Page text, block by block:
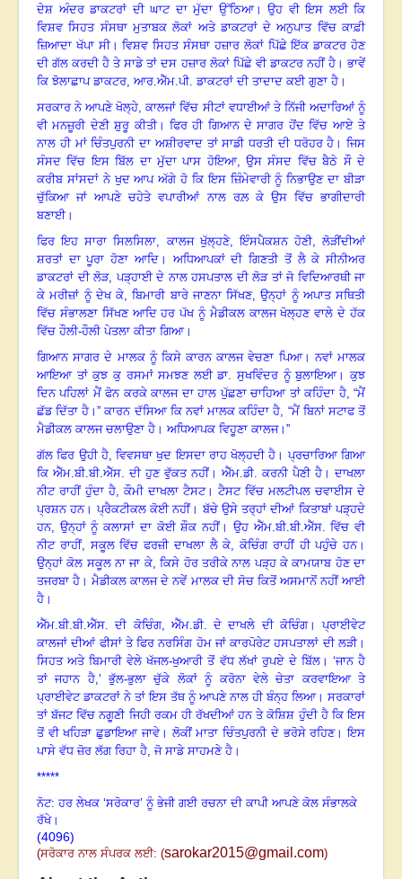
ਦੇਸ਼ ਅੰਦਰ ਡਾਕਟਰਾਂ ਦੀ ਘਾਟ ਦਾ ਮੁੱਦਾ ਉੱਠਿਆ। ਉਹ ਵੀ ਇਸ ਲਈ ਕਿ
ਵਿਸ਼ਵ ਸਿਹਤ ਸੰਸਥਾ ਮੁਤਾਬਕ ਲੋਕਾਂ ਅਤੇ ਡਾਕਟਰਾਂ ਦੇ ਅਨੁਪਾਤ ਵਿੱਚ ਕਾਫ਼ੀ
ਜ਼ਿਆਦਾ ਖੱਪਾ ਸੀ।ਵਿਸ਼ਵ ਸਿਹਤ ਸੰਸਥਾ ਹਜ਼ਾਰ ਲੋਕਾਂ ਪਿੱਛੇ ਇੱਕ ਡਾਕਟਰ ਹੋਣ
ਦੀ ਗੱਲ ਕਰਦੀ ਹੈ ਤੇ ਸਾਡੇ ਤਾਂ ਦਸ ਹਜ਼ਾਰ ਲੋਕਾਂ ਪਿੱਛੇ ਵੀ ਡਾਕਟਰ ਨਹੀਂ ਹੈ।ਭਾਵੇਂ
ਕਿ ਝੋਲਾਛਾਪ ਡਾਕਟਰ, ਆਰ.ਐੱਮ.ਪੀ. ਡਾਕਟਰਾਂ ਦੀ ਤਾਦਾਦ ਕਈ ਗੁਣਾ ਹੈ ।
ਸਰਕਾਰ ਨੇ ਆਪਣੇ ਖੋਲ੍ਹੇ, ਕਾਲਜਾਂ ਵਿੱਚ ਸੀਟਾਂ ਵਧਾਈਆਂ ਤੇ ਨਿੱਜੀ ਅਦਾਰਿਆਂ ਨੂੰ
ਵੀ ਮਨਜ਼ੂਰੀ ਦੇਣੀ ਸ਼ੁਰੂ ਕੀਤੀ। ਫਿਰ ਹੀ ਗਿਆਨ ਦੇ ਸਾਗਰ ਹੋਂਦ ਵਿੱਚ ਆਏ ਤੇ
ਨਾਲ ਹੀ ਮਾਂ ਚਿੰਤਪੁਰਨੀ ਦਾ ਅਸ਼ੀਰਵਾਦ ਤਾਂ ਸਾਡੀ ਧਰਤੀ ਦੀ ਧਰੋਹਰ ਹੈ । ਜਿਸ
ਸੰਸਦ ਵਿੱਚ ਇਸ ਬਿੱਲ ਦਾ ਮੁੱਦਾ ਪਾਸ ਹੋਇਆ, ਉਸ ਸੰਸਦ ਵਿੱਚ ਬੈਠੇ ਸੌ ਦੇ
ਕਰੀਬ ਸਾਂਸਦਾਂ ਨੇ ਖੁਦ ਆਪ ਅੱਗੇ ਹੋ ਕਿ ਇਸ ਜ਼ਿੰਮੇਵਾਰੀ ਨੂੰ ਨਿਭਾਉਣ ਦਾ ਬੀੜਾ
ਚੁੱਕਿਆ ਜਾਂ ਆਪਣੇ ਚਹੇਤੇ ਵਪਾਰੀਆਂ ਨਾਲ ਰਲ਼ ਕੇ ਉਸ ਵਿੱਚ ਭਾਗੀਦਾਰੀ
ਬਣਾਈ।
ਫਿਰ ਇਹ ਸਾਰਾ ਸਿਲਸਿਲਾ, ਕਾਲਜ ਖੁੱਲ੍ਹਣੇ, ਇੰਸਪੈਕਸ਼ਨ ਹੋਣੀ, ਲੋੜੀਂਦੀਆਂ
ਸ਼ਰਤਾਂ ਦਾ ਪੂਰਾ ਹੋਣਾ ਆਦਿ। ਅਧਿਆਪਕਾਂ ਦੀ ਗਿਣਤੀ ਤੋਂ ਲੈ ਕੇ ਸੀਨੀਅਰ
ਡਾਕਟਰਾਂ ਦੀ ਲੋੜ, ਪੜ੍ਹਾਈ ਦੇ ਨਾਲ ਹਸਪਤਾਲ ਦੀ ਲੋੜ ਤਾਂ ਜੋ ਵਿਦਿਆਰਥੀ ਜਾ
ਕੇ ਮਰੀਜ਼ਾਂ ਨੂੰ ਦੇਖ ਕੇ, ਬਿਮਾਰੀ ਬਾਰੇ ਜਾਣਨਾ ਸਿੱਖਣ, ਉਨ੍ਹਾਂ ਨੂੰ ਅਪਾਤ ਸਥਿਤੀ
ਵਿੱਚ ਸੰਭਾਲਣਾ ਸਿੱਖਣ ਆਦਿ ਹਰ ਪੱਖ ਨੂੰ ਮੈਡੀਕਲ ਕਾਲਜ ਖੋਲ੍ਹਣ ਵਾਲੇ ਦੇ ਹੱਕ
ਵਿੱਚ ਹੌਲੀ-ਹੌਲੀ ਪੇਤਲਾ ਕੀਤਾ ਗਿਆ।
ਗਿਆਨ ਸਾਗਰ ਦੇ ਮਾਲਕ ਨੂੰ ਕਿਸੇ ਕਾਰਨ ਕਾਲਜ ਵੇਚਣਾ ਪਿਆ। ਨਵਾਂ ਮਾਲਕ
ਆਇਆ ਤਾਂ ਕੁਝ ਕੁ ਰਸਮਾਂ ਸਮਝਣ ਲਈ ਡਾ. ਸੁਖਵਿੰਦਰ ਨੂੰ ਬੁਲਾਇਆ।ਕੁਝ
ਦਿਨ ਪਹਿਲਾਂ ਮੈਂ ਫੋਨ ਕਰਕੇ ਕਾਲਜ ਦਾ ਹਾਲ ਪੁੱਛਣਾ ਚਾਹਿਆ ਤਾਂ ਕਹਿੰਦਾ ਹੈ, “ਮੈਂ
ਛੱਡ ਦਿੱਤਾ ਹੈ ।”ਕਾਰਨ ਦੱਸਿਆ ਕਿ ਨਵਾਂ ਮਾਲਕ ਕਹਿੰਦਾ ਹੈ, “ਮੈਂ ਬਿਨਾਂ ਸਟਾਫ ਤੋਂ
ਮੈਡੀਕਲ ਕਾਲਜ ਚਲਾਉਣਾ ਹੈ । ਅਧਿਆਪਕ ਵਿਹੂਣਾ ਕਾਲਜ।”
ਗੱਲ ਫਿਰ ਉਹੀ ਹੈ, ਵਿਵਸਥਾ ਖੁਦ ਇਸਦਾ ਰਾਹ ਖੋਲ੍ਹਦੀ ਹੈ । ਪ੍ਰਚਾਰਿਆ ਗਿਆ
ਕਿ ਐੱਮ.ਬੀ.ਬੀ.ਐੱਸ. ਦੀ ਹੁਣ ਵੁੱਕਤ ਨਹੀਂ। ਐੱਮ.ਡੀ. ਕਰਨੀ ਪੈਣੀ ਹੈ । ਦਾਖਲਾ
ਨੀਟ ਰਾਹੀਂ ਹੁੰਦਾ ਹੈ, ਕੌਮੀ ਦਾਖਲਾ ਟੈਸਟ। ਟੈਸਟ ਵਿੱਚ ਮਲਟੀਪਲ ਚਵਾਈਸ ਦੇ
ਪ੍ਰਸ਼ਨ ਹਨ। ਪ੍ਰੈਕਟੀਕਲ ਕੋਈ ਨਹੀਂ। ਬੱਚੇ ਉਸੇ ਤਰ੍ਹਾਂ ਦੀਆਂ ਕਿਤਾਬਾਂ ਪੜ੍ਹਦੇ
ਹਨ, ਉਨ੍ਹਾਂ ਨੂੰ ਕਲਾਸਾਂ ਦਾ ਕੋਈ ਸ਼ੌਕ ਨਹੀਂ। ਉਹ ਐੱਮ.ਬੀ.ਬੀ.ਐੱਸ. ਵਿੱਚ ਵੀ
ਨੀਟ ਰਾਹੀਂ, ਸਕੂਲ ਵਿੱਚ ਫਰਜ਼ੀ ਦਾਖਲਾ ਲੈ ਕੇ, ਕੋਚਿੰਗ ਰਾਹੀਂ ਹੀ ਪਹੁੰਚੇ ਹਨ।
ਉਨ੍ਹਾਂ ਕੋਲ ਸਕੂਲ ਨਾ ਜਾ ਕੇ, ਕਿਸੇ ਹੋਰ ਤਰੀਕੇ ਨਾਲ ਪੜ੍ਹ ਕੇ ਕਾਮਯਾਬ ਹੋਣ ਦਾ
ਤਜਰਬਾ ਹੈ ।ਮੈਡੀਕਲ ਕਾਲਜ ਦੇ ਨਵੇਂ ਮਾਲਕ ਦੀ ਸੋਚ ਕਿਤੋਂ ਅਸਮਾਨੋਂ ਨਹੀਂ ਆਈ
ਹੈ ।
ਐੱਮ.ਬੀ.ਬੀ.ਐੱਸ. ਦੀ ਕੋਚਿੰਗ, ਐੱਮ.ਡੀ. ਦੇ ਦਾਖਲੇ ਦੀ ਕੋਚਿੰਗ। ਪ੍ਰਾਈਵੇਟ
ਕਾਲਜਾਂ ਦੀਆਂ ਫੀਸਾਂ ਤੇ ਫਿਰ ਨਰਸਿੰਗ ਹੋਮ ਜਾਂ ਕਾਰਪੋਰੇਟ ਹਸਪਤਾਲਾਂ ਦੀ ਲੜੀ।
ਸਿਹਤ ਅਤੇ ਬਿਮਾਰੀ ਵੇਲੇ ਖੱਜਲ-ਖੁਆਰੀ ਤੋਂ ਵੱਧ ਲੱਖਾਂ ਰੁਪਏ ਦੇ ਬਿੱਲ। ‘ਜਾਨ ਹੈ
ਤਾਂ ਜਹਾਨ ਹੈ,’ ਭੁੱਲ-ਭੁਲਾ ਚੁੱਕੇ ਲੋਕਾਂ ਨੂੰ ਕਰੋਨਾ ਵੇਲੇ ਚੇਤਾ ਕਰਵਾਇਆ ਤੇ
ਪ੍ਰਾਈਵੇਟ ਡਾਕਟਰਾਂ ਨੇ ਤਾਂ ਇਸ ਤੱਥ ਨੂੰ ਆਪਣੇ ਨਾਲ ਹੀ ਬੰਨ੍ਹ ਲਿਆ। ਸਰਕਾਰਾਂ
ਤਾਂ ਬੱਜਟ ਵਿੱਚ ਨਗੂਣੀ ਜਿਹੀ ਰਕਮ ਹੀ ਰੱਖਦੀਆਂ ਹਨ ਤੇ ਕੋਸ਼ਿਸ਼ ਹੁੰਦੀ ਹੈ ਕਿ ਇਸ
ਤੋਂ ਵੀ ਖਹਿੜਾ ਛੁਡਾਇਆ ਜਾਵੇ। ਲੋਕੀਂ ਮਾਤਾ ਚਿੰਤਪੁਰਨੀ ਦੇ ਭਰੋਸੇ ਰਹਿਣ।ਇਸ
ਪਾਸੇ ਵੱਧ ਜ਼ੋਰ ਲੱਗ ਰਿਹਾ ਹੈ, ਜੋ ਸਾਡੇ ਸਾਹਮਣੇ ਹੈ ।
*****
ਨੋਟ: ਹਰ ਲੇਖਕ ‘ਸਰੋਕਾਰ’ ਨੂੰ ਭੇਜੀ ਗਈ ਰਚਨਾ ਦੀ ਕਾਪੀ ਆਪਣੇ ਕੋਲ ਸੰਭਾਲਕੇ
ਰੱਖੇ।
(4096)
(ਸਰੋਕਾਰ ਨਾਲ ਸੰਪਰਕ ਲਈ: (sarokar2015@gmail.com)